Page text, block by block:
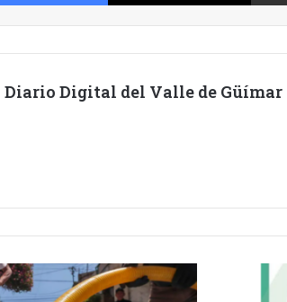
Diario Digital del Valle de Güímar